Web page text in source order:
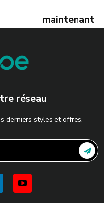
maintenant
réseau
derniers styles et offres.